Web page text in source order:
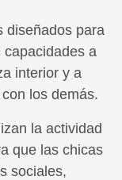
diseñados para
capacidades a
interior y a
los demás.
la actividad
que las chicas
sociales,